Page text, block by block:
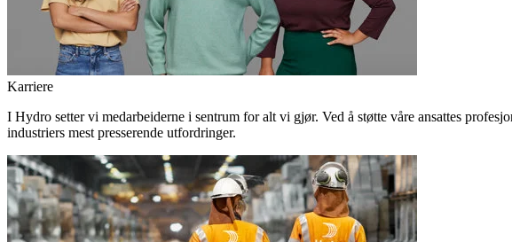
Karriere
I Hydro setter vi medarbeiderne i sentrum for alt vi gjør. Ved å støtte våre ansattes
industriers mest presserende utfordringer.